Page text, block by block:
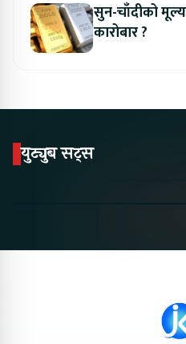
सुन-चाँदीको
कारोबार ?
युट्युब सट्स